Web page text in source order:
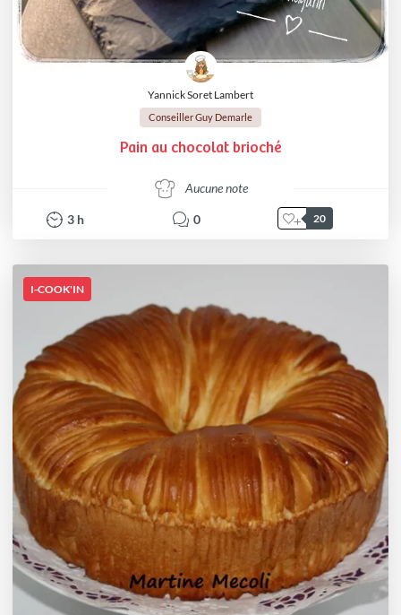
Yannick Soret Lambert
Conseiller Guy Demarle
Pain au chocolat brioché
Aucune note
3 h 0 20
I-COOK'IN